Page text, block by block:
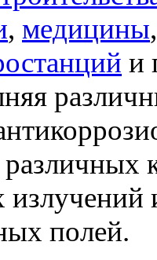
, медицины
и
полей.